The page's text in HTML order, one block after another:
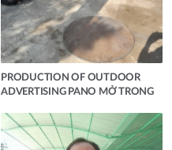
PRODUCTION OF OUTDOOR
ADVERTISING PANO MỞ TRONG